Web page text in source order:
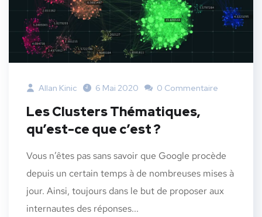
Allan Kinic 6 Mai 2020 0 Commentaire
Les Clusters Thématiques,
qu’est-ce que c’est ?
Vous n’êtes pas sans savoir que Google procède
depuis un certain temps à de nombreuses mises à
jour. Ainsi, toujours dans le but de proposer aux
internautes des réponses...